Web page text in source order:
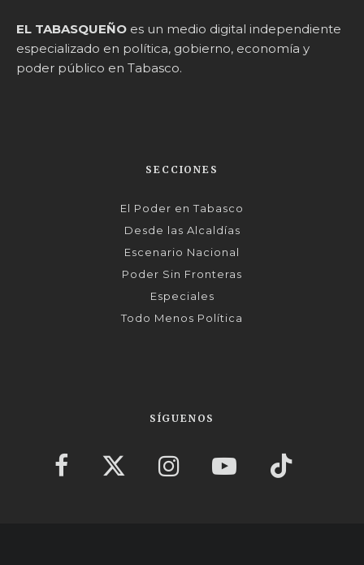
EL TABASQUEÑO es un medio digital independiente
especializado en política, gobierno, economía y
poder público en Tabasco.
SECCIONES
El Poder en Tabasco
Desde las Alcaldías
Escenario Nacional
Poder Sin Fronteras
Especiales
Todo Menos Política
SÍGUENOS